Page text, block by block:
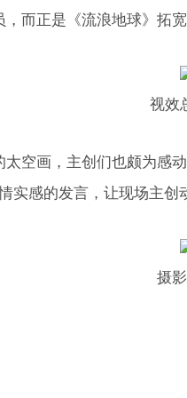
而正是《流浪地球》拓
视效
空画，主创们也颇为感
实感的发言，让现场主创
摄